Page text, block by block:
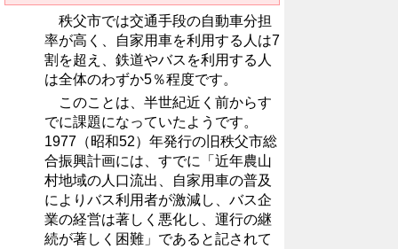
秩父市では交通手段の自動車分担
率が高く、自家用車を利用する人は7
割を超え、鉄道やバスを利用する人
は全体のわずか5％程度です。
このことは、半世紀近く前からす
でに課題になっていたようです。
1977（昭和52）年発行の旧秩父市総
合振興計画には、すでに「近年農山
村地域の人口流出、自家用車の普及
によりバス利用者が激減し、バス企
業の経営は著しく悪化し、運行の継
続が著しく困難」であると記されて